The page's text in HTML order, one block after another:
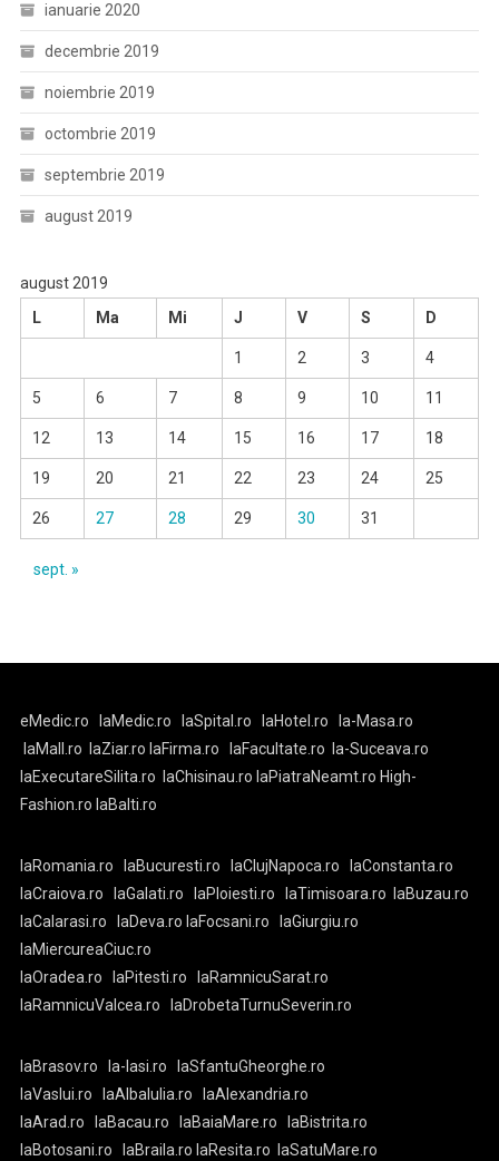
ianuarie 2020
decembrie 2019
noiembrie 2019
octombrie 2019
septembrie 2019
august 2019
august 2019
L
Ma Mi J V S D
1 2 3 4
5 6 7 8 9 10 11
12 13 14 15 16 17 18
19 20 21 22 23 24 25
26 27 28 29 30 31
sept. »
eMedic.ro laMedic.ro laSpital.ro laHotel.ro
la-Masa.ro
laMall.ro
laZiar.ro laFirma.ro laFacultate.ro
la-Suceava.ro
laExecutareSilita.ro
laChisinau.ro laPiatraNeamt.ro High-
Fashion.ro laBalti.ro
laRomania.ro laBucuresti.ro laClujNapoca.ro
laConstanta.ro
laCraiova.ro
laGalati.ro laPloiesti.ro laTimisoara.ro
laBuzau.ro
laCalarasi.ro
laDeva.ro laFocsani.ro
laGiurgiu.ro
laMiercureaCiuc.ro
laOradea.ro
laPitesti.ro
laRamnicuSarat.ro
laRamnicuValcea.ro
laDrobetaTurnuSeverin.ro
laBrasov.ro la-Iasi.ro
laSfantuGheorghe.ro
laVaslui.ro
laAlbaIulia.ro
laAlexandria.ro
laArad.ro
laBacau.ro laBaiaMare.ro
laBistrita.ro
laBotosani.ro
laBraila.ro laResita.ro laSatuMare.ro